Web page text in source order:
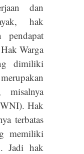
dan
hak
pendapat
Warga
dimiliki
misalnya
Hak
terbatas
memiliki
Jadi hak